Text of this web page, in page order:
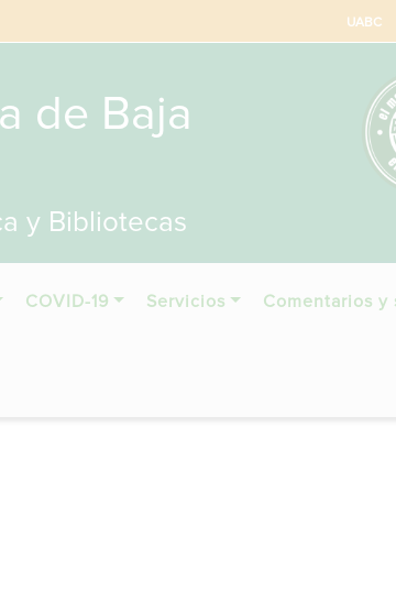
UABC
de Baja
y Bibliotecas
COVID-19 Servicios Comentarios y